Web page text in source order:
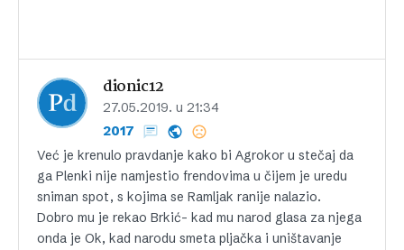
dionic12
27.05.2019. u 21:34
2017
Već je krenulo pravdanje kako bi Agrokor u stečaj da
ga Plenki nije namjestio frendovima u čijem je uredu
sniman spot, s kojima se Ramljak ranije nalazio.
Dobro mu je rekao Brkić- kad mu narod glasa za njega
onda je Ok, kad narodu smeta pljačka i uništavanje